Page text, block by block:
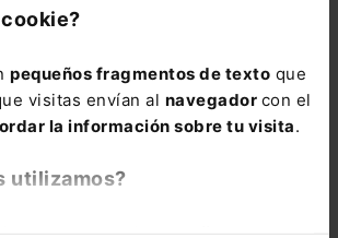
pequeños fragmentos de texto que
visitas envían al navegador con el
la información sobre tu visita.
utilizamos?